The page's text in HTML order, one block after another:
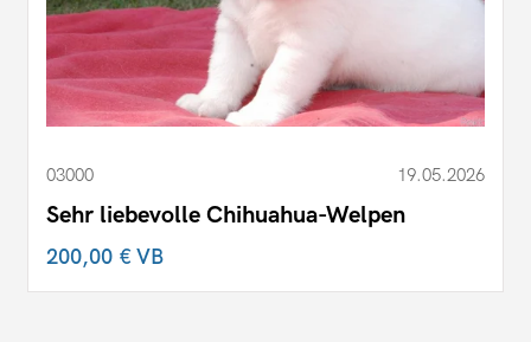
03000 19.05.2026
Sehr liebevolle Chihuahua-Welpen
200,00 €VB